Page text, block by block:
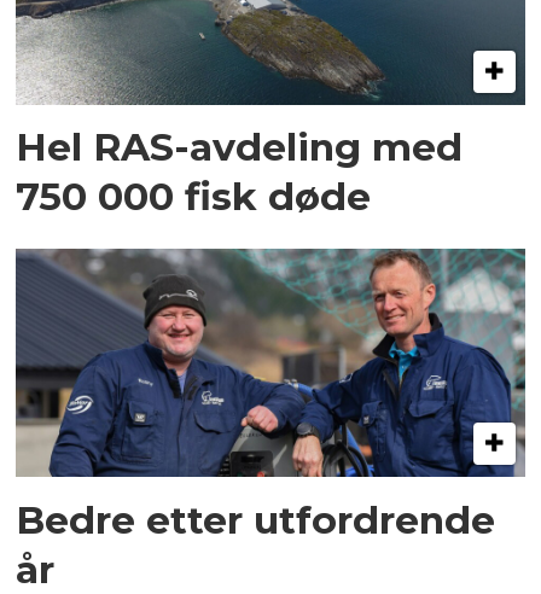
Hel RAS-avdeling med
750 000 fisk døde
Bedre etter utfordrende
år